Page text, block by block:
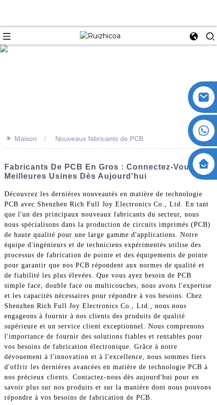
>> Maison Nouveaux fabricants de PCB
Fabricants De PCB En Gros : Connectez-Vous Aux
Meilleures Usines Dès Aujourd'hui
Découvrez les dernières nouveautés en matière de technologie
PCB avec Shenzhen Rich Full Joy Electronics Co., Ltd. En tant
que l'un des principaux nouveaux fabricants du secteur, nous
nous spécialisons dans la production de circuits imprimés (PCB)
de haute qualité pour une large gamme d'applications. Notre
équipe d'ingénieurs et de techniciens expérimentés utilise des
processus de fabrication de pointe et des équipements de pointe
pour garantir que nos PCB répondent aux normes de qualité et
de fiabilité les plus élevées. Que vous ayez besoin de PCB
simple face, double face ou multicouches, nous avons l'expertise
et les capacités nécessaires pour répondre à vos besoins. Chez
Shenzhen Rich Full Joy Electronics Co., Ltd., nous nous
engageons à fournir à nos clients des produits de qualité
supérieure et un service client exceptionnel. Nous comprenons
l'importance de fournir des solutions fiables et rentables pour
vos besoins de fabrication électronique. Grâce à notre
dévouement à l'innovation et à l'excellence, nous sommes fiers
d'offrir les dernières avancées en matière de technologie PCB à
nos précieux clients. Contactez-nous dès aujourd'hui pour en
savoir plus sur nos produits et sur la manière dont nous pouvons
répondre à vos besoins de fabrication de PCB.